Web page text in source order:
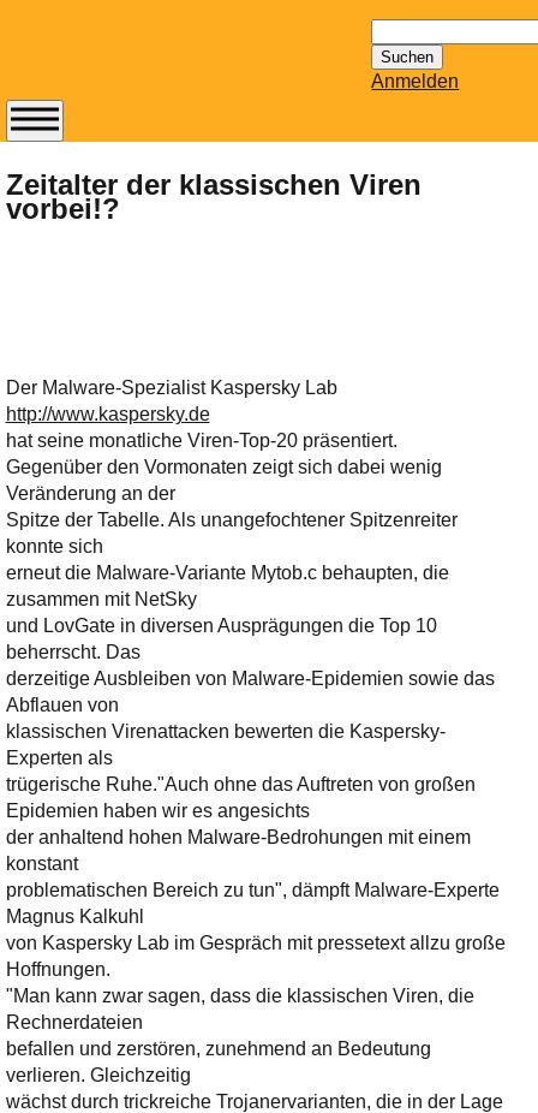
nach:
Anmelden
Zeitalter der klassischen Viren
vorbei!?
Der Malware-Spezialist Kaspersky Lab
http://www.kaspersky.de
hat seine monatliche Viren-Top-20 präsentiert.
Gegenüber den Vormonaten zeigt sich dabei wenig
Veränderung an der
Spitze der Tabelle. Als unangefochtener Spitzenreiter
konnte sich
erneut die Malware-Variante Mytob.c behaupten, die
zusammen mit NetSky
und LovGate in diversen Ausprägungen die Top 10
beherrscht. Das
derzeitige Ausbleiben von Malware-Epidemien sowie das
Abflauen von
klassischen Virenattacken bewerten die Kaspersky-
Experten als
trügerische Ruhe."Auch ohne das Auftreten von großen
Epidemien haben wir es angesichts
der anhaltend hohen Malware-Bedrohungen mit einem
konstant
problematischen Bereich zu tun", dämpft Malware-Experte
Magnus Kalkuhl
von Kaspersky Lab im Gespräch mit pressetext allzu große
Hoffnungen.
"Man kann zwar sagen, dass die klassischen Viren, die
Rechnerdateien
befallen und zerstören, zunehmend an Bedeutung
verlieren. Gleichzeitig
wächst durch trickreiche Trojanervarianten, die in der Lage
Abonnieren Sie den
14-tägig
erscheinenden
bereithält!
Wie z.B. Outlook,
GMail, Thunderbird
oder auch
KuNoMail, usw.
Ihre E-Mail
Adresse:
E-Mail
E-Mail bestätigen